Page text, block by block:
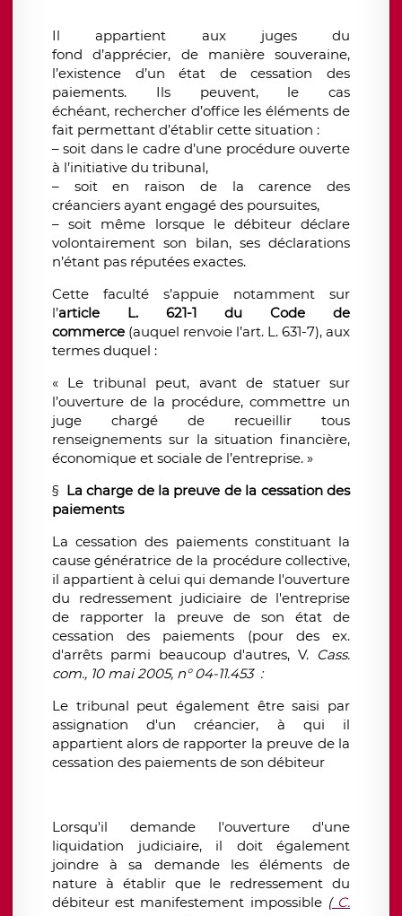
Il appartient aux juges du
fond d’apprécier, de manière souveraine,
l’existence d’un état de cessation des
paiements. Ils peuvent, le cas
échéant, rechercher d’office les éléments de
fait permettant d’établir cette situation :
– soit dans le cadre d’une procédure ouverte
à l’initiative du tribunal,
– soit en raison de la carence des
créanciers ayant engagé des poursuites,
– soit même lorsque le débiteur déclare
volontairement son bilan, ses déclarations
n’étant pas réputées exactes.
Cette faculté s’appuie notamment sur
l’article L. 621-1 du Code de
commerce (auquel renvoie l’art. L. 631-7), aux
termes duquel :
« Le tribunal peut, avant de statuer sur
l’ouverture de la procédure, commettre un
juge chargé de recueillir tous
renseignements sur la situation financière,
économique et sociale de l’entreprise. »
§ La charge de la preuve de la cessation des
paiements
La cessation des paiements constituant la
cause génératrice de la procédure collective,
il appartient à celui qui demande l'ouverture
du redressement judiciaire de l'entreprise
de rapporter la preuve de son état de
cessation des paiements (pour des ex.
d'arrêts parmi beaucoup d'autres, V. Cass.
com., 10 mai 2005, n° 04-11.453 :
Le tribunal peut également être saisi par
assignation d'un créancier, à qui il
appartient alors de rapporter la preuve de la
cessation des paiements de son débiteur
Lorsqu'il demande l'ouverture d'une
liquidation judiciaire, il doit également
joindre à sa demande les éléments de
nature à établir que le redressement du
débiteur est manifestement impossible (C.